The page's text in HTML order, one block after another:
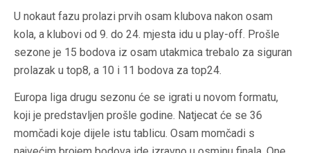
U nokaut fazu prolazi prvih osam klubova nakon osam
kola, a klubovi od 9. do 24. mjesta idu u play-off. Prošle
sezone je 15 bodova iz osam utakmica trebalo za siguran
prolazak u top8, a 10 i 11 bodova za top24.
Europa liga drugu sezonu će se igrati u novom formatu,
koji je predstavljen prošle godine. Natjecat će se 36
momčadi koje dijele istu tablicu. Osam momčadi s